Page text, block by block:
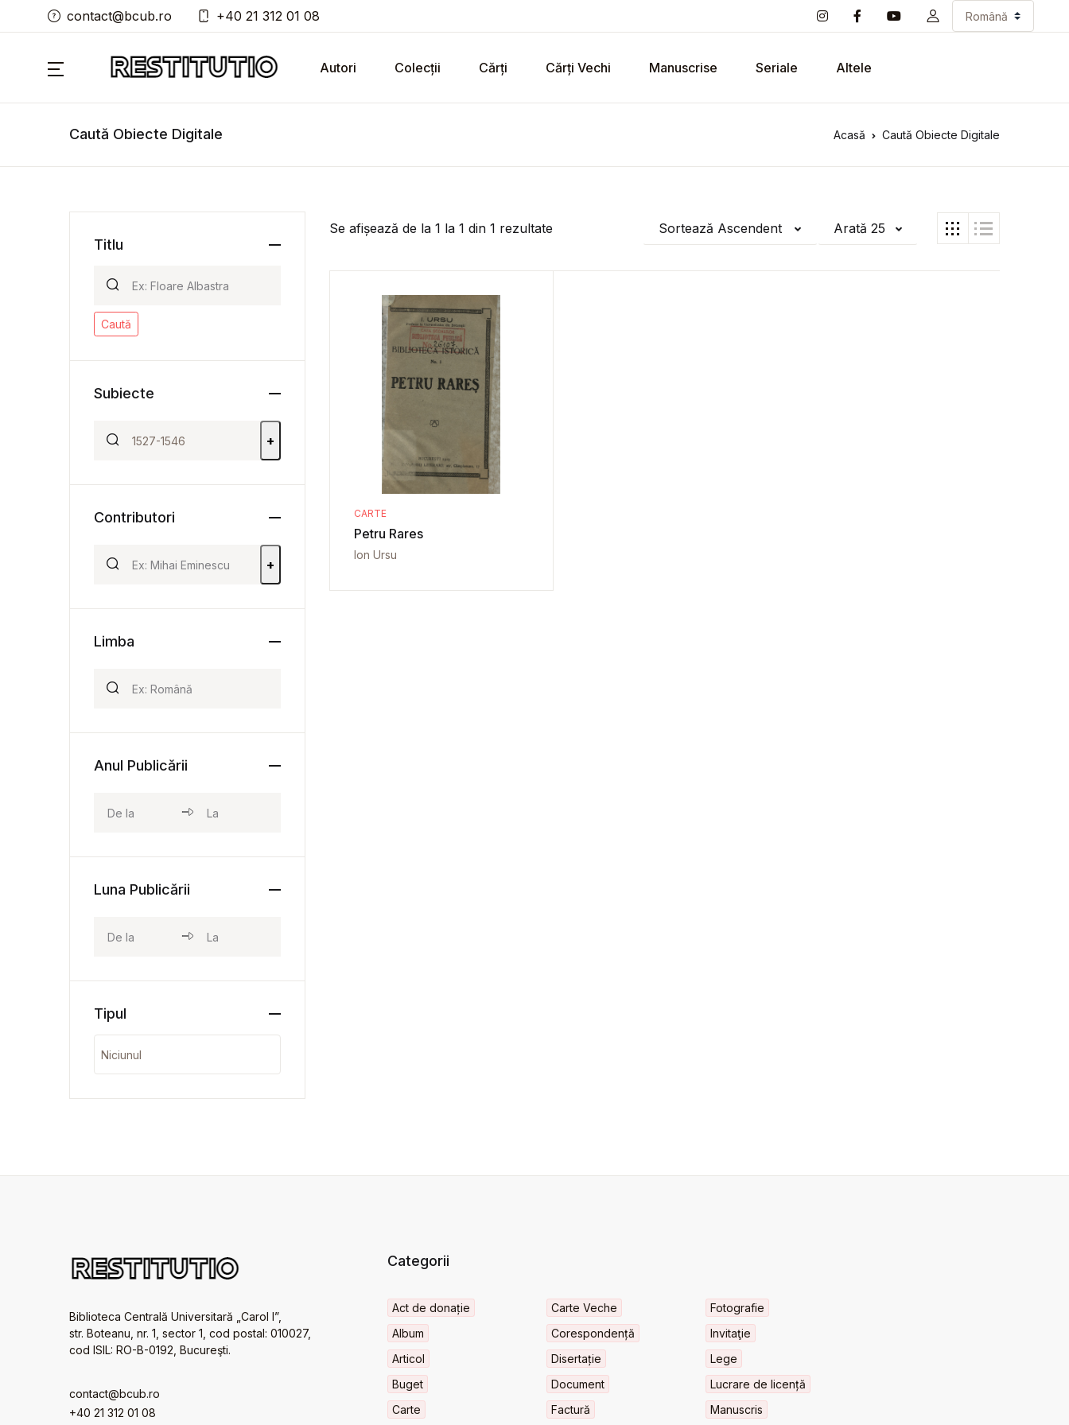
contact@bcub.ro +40 21 312 01 08
Autori Colecții Cărți Cărți Vechi Manuscrise Seriale Altele
Caută Obiecte Digitale Acasă Caută Obiecte Digitale
Se afișează de la 1 la 1 din 1 rezultate Sortează Ascendent Arată 25
CARTE
Petru Rares
Ion Ursu
Titlu
Caută
Subiecte
+
Contributori
+
Limba
Anul Publicării
Luna Publicării
Tipul
Biblioteca Centrală Universitară „Carol I”,
str. Boteanu, nr. 1, sector 1, cod postal: 010027,
cod ISIL: RO-B-0192, Bucureşti.
contact@bcub.ro
+40 21 312 01 08
Categorii
Act de donație
Album
Articol
Buget
Carte
Carte Veche
Corespondență
Disertație
Document
Factură
Fotografie
Invitaţie
Lege
Lucrare de licență
Manuscris